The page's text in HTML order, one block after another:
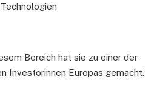
Bereich hat sie zu einer der
Investorinnen Europas gemacht.